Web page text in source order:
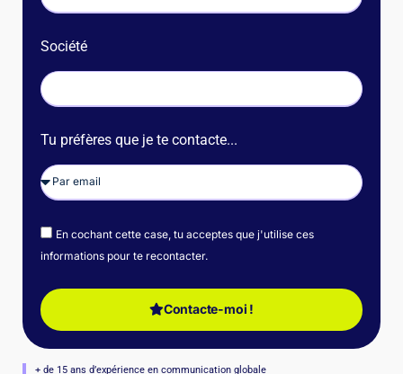
Société
Tu préfères que je te contacte...
En cochant cette case, tu acceptes que j'utilise ces
informations pour te recontacter.
Contacte-moi !
+ de 15 ans d’expérience en communication globale